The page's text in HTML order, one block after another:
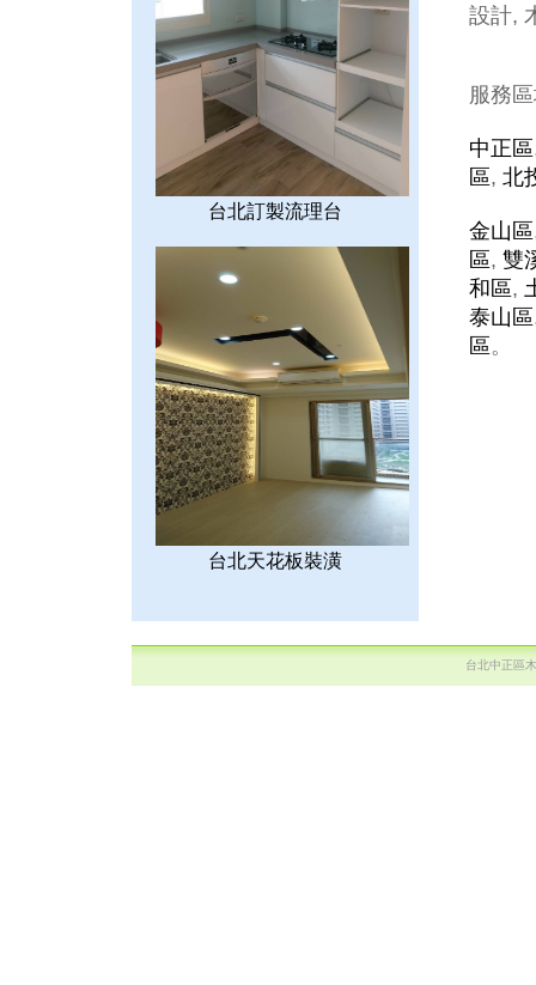
台北訂製流理台
台北天花板裝潢
設計,
服務
中正區
區, 北
金山區
區, 雙
和區,
泰山區
區 。
台北中正區